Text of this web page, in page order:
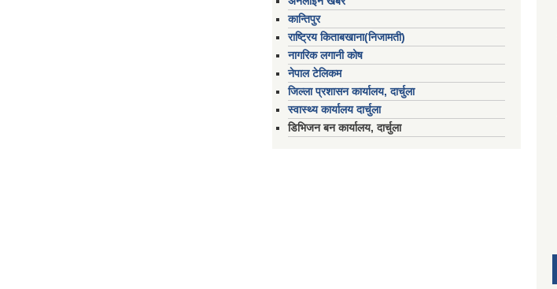
कान्तिपुर
राष्ट्रिय किताबखाना(निजामती)
नागरिक लगानी कोष
नेपाल टेलिकम
जिल्ला प्रशासन कार्यालय, दार्चुला
स्वास्थ्य कार्यालय दार्चुला
डिभिजन बन कार्यालय, दार्चुला